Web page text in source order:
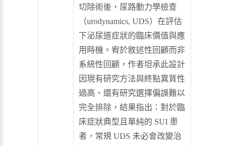
切除術後，尿路動力學檢查
（urodynamics, UDS）在評估
下泌尿道症狀的臨床價值與應
用時機。宥於敘述性回顧而非
系統性回顧，作者坦承此設計
因現有研究方法與終點異質性
過高、還有研究選擇偏誤難以
完全排除，結果指出：對於臨
床症狀典型且單純的 SUI 患
者，常規 UDS 未必會改變治